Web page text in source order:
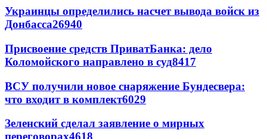
Украинцы определились насчет вывода войск из
Донбасса26940
Присвоение средств ПриватБанка: дело
Коломойского направлено в суд8417
ВСУ получили новое снаряжение Бундесвера:
что входит в комплект6029
Зеленский сделал заявление о мирных